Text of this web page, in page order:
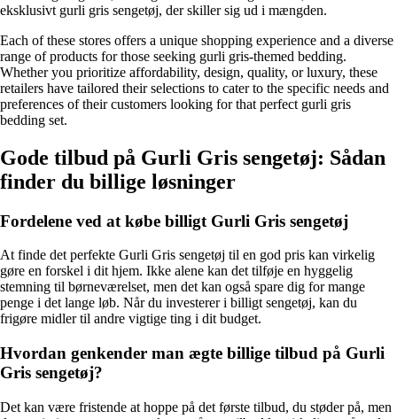
eksklusivt gurli gris sengetøj, der skiller sig ud i mængden.
Each of these stores offers a unique shopping experience and a diverse
range of products for those seeking gurli gris-themed bedding.
Whether you prioritize affordability, design, quality, or luxury, these
retailers have tailored their selections to cater to the specific needs and
preferences of their customers looking for that perfect gurli gris
bedding set.
Gode tilbud på Gurli Gris sengetøj: Sådan
finder du billige løsninger
Fordelene ved at købe billigt Gurli Gris sengetøj
At finde det perfekte Gurli Gris sengetøj til en god pris kan virkelig
gøre en forskel i dit hjem. Ikke alene kan det tilføje en hyggelig
stemning til børneværelset, men det kan også spare dig for mange
penge i det lange løb. Når du investerer i billigt sengetøj, kan du
frigøre midler til andre vigtige ting i dit budget.
Hvordan genkender man ægte billige tilbud på Gurli
Gris sengetøj?
Det kan være fristende at hoppe på det første tilbud, du støder på, men